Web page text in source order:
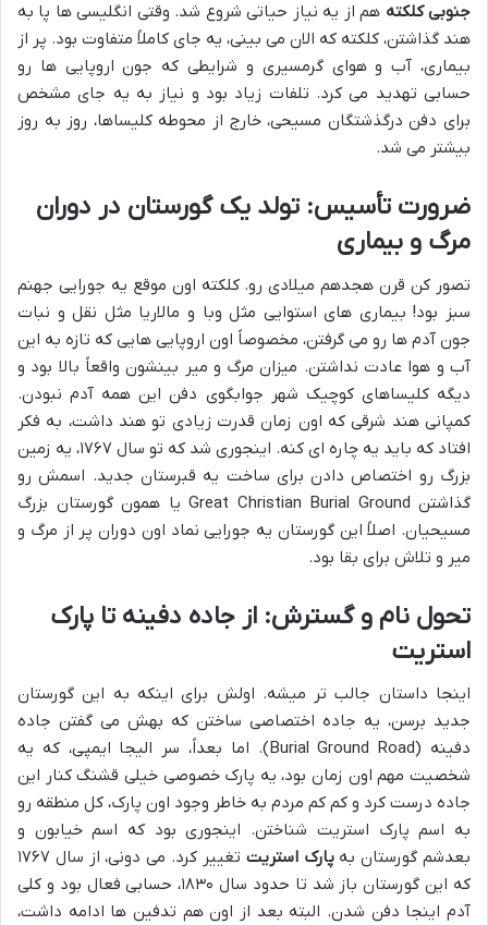
جنوبی کلکته هم از یه نیاز حیاتی شروع شد. وقتی انگلیسی ها پا به
هند گذاشتن، کلکته که الان می بینی، یه جای کاملاً متفاوت بود. پر از
بیماری، آب و هوای گرمسیری و شرایطی که جون اروپایی ها رو
حسابی تهدید می کرد. تلفات زیاد بود و نیاز به یه جای مشخص
برای دفن درگذشتگان مسیحی، خارج از محوطه کلیساها، روز به روز
بیشتر می شد.
ضرورت تأسیس: تولد یک گورستان در دوران
مرگ و بیماری
تصور کن قرن هجدهم میلادی رو. کلکته اون موقع یه جورایی جهنم
سبز بود! بیماری های استوایی مثل وبا و مالاریا مثل نقل و نبات
جون آدم ها رو می گرفتن، مخصوصاً اون اروپایی هایی که تازه به این
آب و هوا عادت نداشتن. میزان مرگ و میر بینشون واقعاً بالا بود و
دیگه کلیساهای کوچیک شهر جوابگوی دفن این همه آدم نبودن.
کمپانی هند شرقی که اون زمان قدرت زیادی تو هند داشت، به فکر
افتاد که باید یه چاره ای کنه. اینجوری شد که تو سال ۱۷۶۷، یه زمین
بزرگ رو اختصاص دادن برای ساخت یه قبرستان جدید. اسمش رو
گذاشتن Great Christian Burial Ground یا همون گورستان بزرگ
مسیحیان. اصلاً این گورستان یه جورایی نماد اون دوران پر از مرگ و
میر و تلاش برای بقا بود.
تحول نام و گسترش: از جاده دفینه تا پارک
استریت
اینجا داستان جالب تر میشه. اولش برای اینکه به این گورستان
جدید برسن، یه جاده اختصاصی ساختن که بهش می گفتن جاده
دفینه (Burial Ground Road). اما بعداً، سر الیجا ایمپی، که یه
شخصیت مهم اون زمان بود، یه پارک خصوصی خیلی قشنگ کنار این
جاده درست کرد و کم کم مردم به خاطر وجود اون پارک، کل منطقه رو
به اسم پارک استریت شناختن. اینجوری بود که اسم خیابون و
بعدشم گورستان بهپارک استریت
تغییر کرد. می دونی، از سال ۱۷۶۷
که این گورستان باز شد تا حدود سال ۱۸۳۰، حسابی فعال بود و کلی
آدم اینجا دفن شدن. البته بعد از اون هم تدفین ها ادامه داشت،